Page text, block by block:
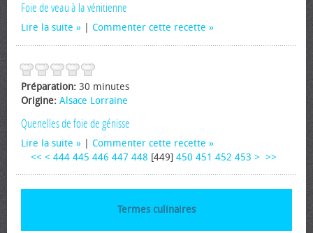
Foie de veau à la vénitienne
Lire la suite Commenter cette recette
Préparation: 30 minutes
Origine: Alsace Lorraine
Quenelles de foie de génisse
Lire la suite
Commenter cette recette
<< < 444 445 446 447 448 [449] 450 451 452 453 > >>
Termes culinaires